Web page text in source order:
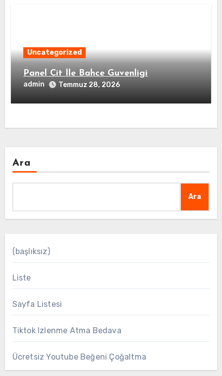
Uncategorized
Panel Cit İle Bahce Guvenligi
admin Temmuz 28, 2026
Ara
Ara
(başlıksız)
Liste
Sayfa Listesi
Tiktok Izlenme Atma Bedava
Ücretsiz Youtube Beğeni Çoğaltma